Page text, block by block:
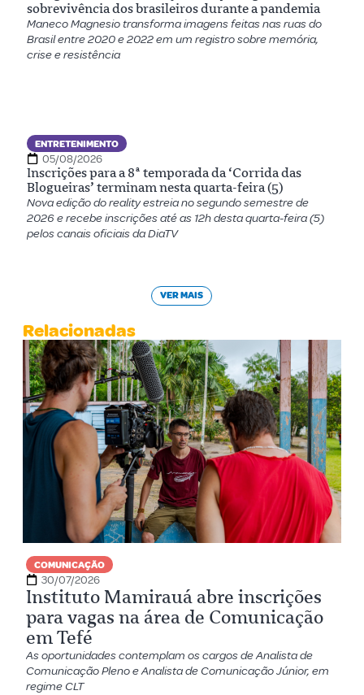
sobrevivência dos brasileiros durante a pandemia
Maneco Magnesio transforma imagens feitas nas ruas do
Brasil entre 2020 e 2022 em um registro sobre memória,
crise e resistência
ENTRETENIMENTO
05/08/2026
Inscrições para a 8ª temporada da ‘Corrida das
Blogueiras’ terminam nesta quarta-feira (5)
Nova edição do reality estreia no segundo semestre de
2026 e recebe inscrições até as 12h desta quarta-feira (5)
pelos canais oficiais da DiaTV
VER MAIS
Relacionadas
COMUNICAÇÃO
30/07/2026
Instituto Mamirauá abre inscrições
para vagas na área de Comunicação
em Tefé
As oportunidades contemplam os cargos de Analista de
Comunicação Pleno e Analista de Comunicação Júnior, em
regime CLT